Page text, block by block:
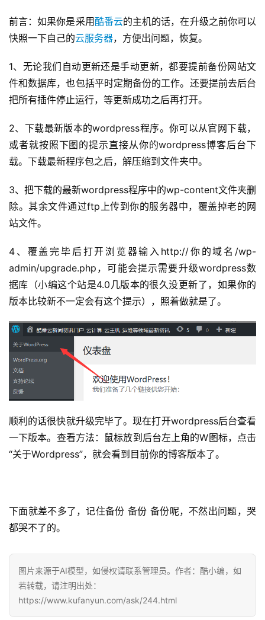
首
页
产
品
与
服
网
+
动
态
关
前言：如果你是采用酷番云的主机的话，在升级之前你可以
快照一下自己的云服务器，方便出问题，恢复。
1、无论我们自动更新还是手动更新，都要提前备份网站文
件和数据库，也包括平时定期备份的工作。还要提前去后台
把所有插件停止运行，等更新成功之后再打开。
2、下载最新版本的wordpress程序。你可以从官网下载，
或者就按照下图的提示直接从你的wordpress博客后台下
载。下载最新程序包之后，解压缩到文件夹中。
3、把下载的最新wordpress程序中的wp-content文件夹删
除。其余文件通过ftp上传到你的服务器中，覆盖掉老的网
站文件。
4、覆盖完毕后打开浏览器输入http://你的域名/wp-
admin/upgrade.php，可能会提示需要升级wordpress数
据库（小编这个站是4.0几版本的很久没更新了，如果你的
版本比较新不一定会有这个提示），照着做就是了。
顺利的话很快就升级完毕了。现在打开wordpress后台查看
一下版本。查看方法：鼠标放到后台左上角的W图标，点击
“关于Wordpress”，就会看到目前你的博客版本了。
下面就差不多了，记住备份 备份 备份呢，不然出问题，哭
都哭不了的。
图片来源于AI模型，如侵权请联系管理员。作者：酷小编，如
若转载，请注明出处：
https://www.kufanyun.com/ask/244.html